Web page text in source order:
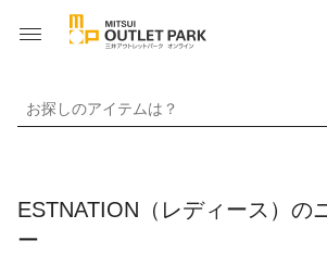
お探しのアイテムは？
ESTNATION（レディース）の
ー